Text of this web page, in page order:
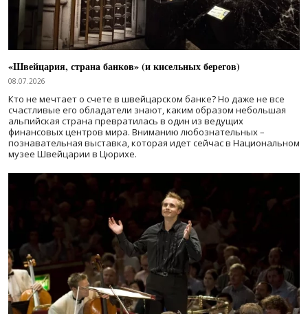
«Швейцария, страна банков» (и кисельных берегов)
08.07.2026
Кто не мечтает о счете в швейцарском банке? Но даже не все
счастливые его обладатели знают, каким образом небольшая
альпийская страна превратилась в один из ведущих
финансовых центров мира. Вниманию любознательных –
познавательная выставка, которая идет сейчас в Национальном
музее Швейцарии в Цюрихе.